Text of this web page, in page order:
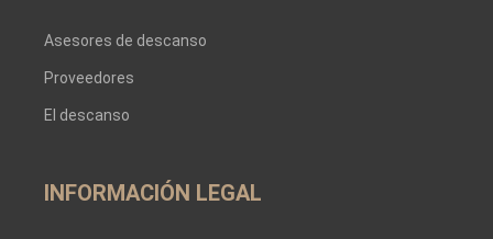
Asesores de descanso
Proveedores
El descanso
INFORMACIÓN LEGAL